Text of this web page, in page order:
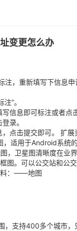
变更怎么办
，重新填写下信息申
”。
信息即可标注或者点
录。
点击提交即可。 扩
适用于Android系统
，卫星图清晰度在业
图。可以公交站和公
料：——地图
，支持400多个城市，